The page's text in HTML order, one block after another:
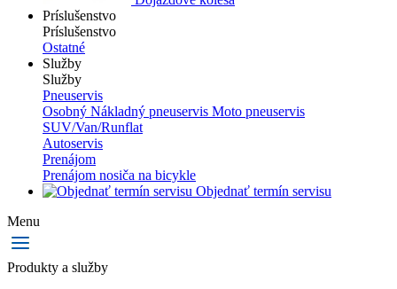
Príslušenstvo
Príslušenstvo
Ostatné
Služby
Služby
Pneuservis
Osobný Nákladný pneuservis Moto pneuservis
SUV/Van/Runflat
Autoservis
Prenájom
Prenájom nosiča na bicykle
Objednať termín servisu
Menu
Produkty a služby